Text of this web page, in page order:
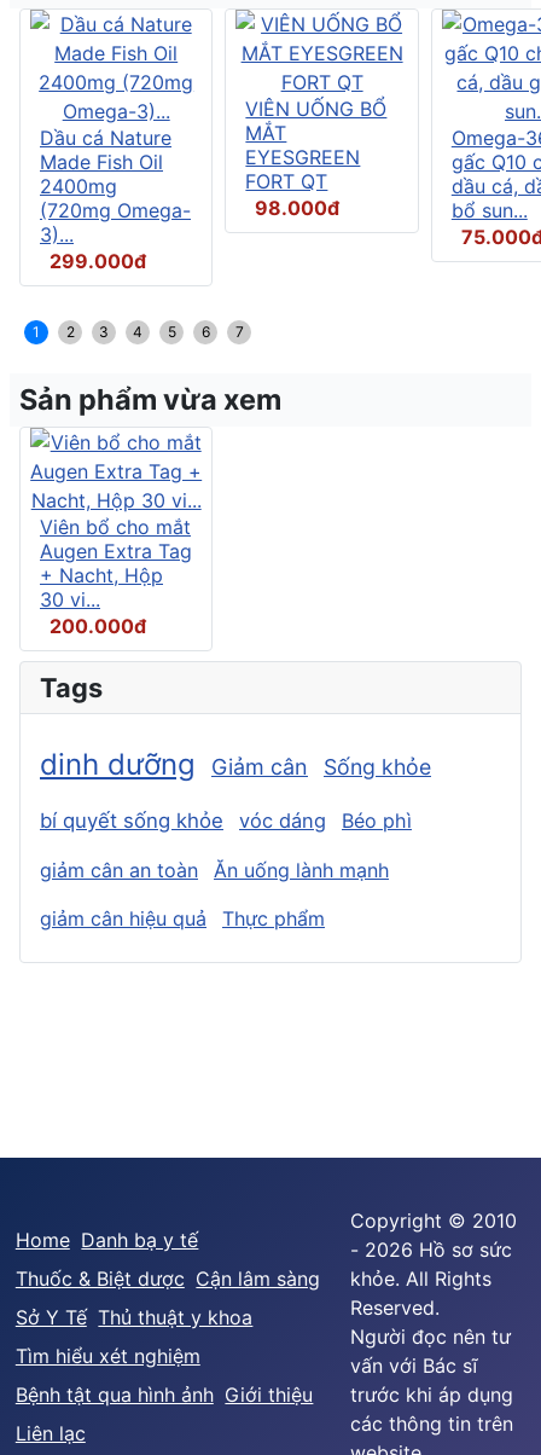
Dầu cá Nature
Made Fish Oil
2400mg
(720mg Omega-
3)...
299.000đ
VIÊN UỐNG BỔ
MẮT
EYESGREEN
FORT QT
98.000đ
Omega-
gấc Q10
dầu cá,
bổ sun...
1 2 3 4 5 6 7
Sản phẩm vừa xem
Viên bổ cho mắt
Augen Extra Tag
+ Nacht, Hộp
30 vi...
200.000đ
Tags
dinh dưỡng Giảm cân Sống khỏe
bí quyết sống khỏe vóc dáng Béo phì
giảm cân an toàn
Ăn uống lành mạnh
giảm cân hiệu quả
Thực phẩm
Home Danh bạ y tế
Thuốc & Biệt dược Cận lâm sàng
Sở Y Tế Thủ thuật y khoa
Tìm hiểu xét nghiệm
Bệnh tật qua hình ảnh Giới thiệu
Liên lạc
Copyright © 2010
- 2026 Hồ sơ sức
khỏe. All Rights
Reserved.
Người đọc nên tư
vấn với Bác sĩ
trước khi áp dụng
các thông tin trên